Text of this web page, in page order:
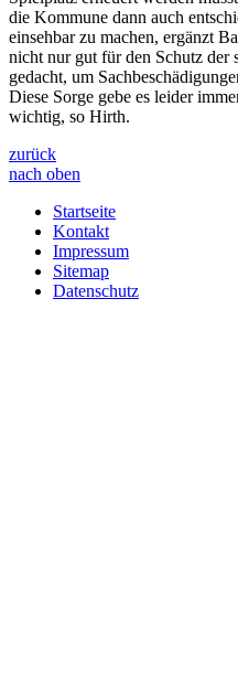
die Kommune dann auch
einsehbar zu machen, ergänzt
nicht nur gut für den Schutz der
gedacht, um
Diese Sorge gebe es leider
wichtig, so Hirth.
zurück
nach oben
Startseite
Kontakt
Impressum
Sitemap
Datenschutz